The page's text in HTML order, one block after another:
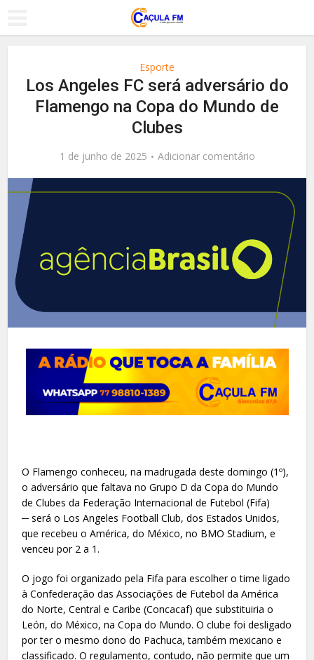
Esporte
Los Angeles FC será adversário do
Flamengo na Copa do Mundo de
Clubes
1 de junho de 2025 Adicionar comentário
O Flamengo conheceu, na madrugada deste domingo (1º),
o adversário que faltava no Grupo D da Copa do Mundo
de Clubes da Federação Internacional de Futebol (Fifa)
─ será o Los Angeles Football Club, dos Estados Unidos,
que recebeu o América, do México, no BMO Stadium, e
venceu por 2 a 1.
O jogo foi organizado pela Fifa para escolher o time ligado
à Confederação das Associações de Futebol da América
do Norte, Central e Caribe (Concacaf) que substituiria o
León, do México, na Copa do Mundo. O clube foi desligado
por ter o mesmo dono do Pachuca, também mexicano e
classificado. O regulamento, contudo, não permite que um